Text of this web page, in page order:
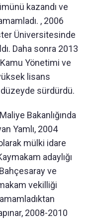
kazandı ve
, 2006
Üniversitesinde
Daha sonra 2013
Yönetimi ve
lisans
sürdürdü.
Bakanlığında
Yamlı, 2004
mülki idare
adaylığı
ve
vekilliği
2008-2010